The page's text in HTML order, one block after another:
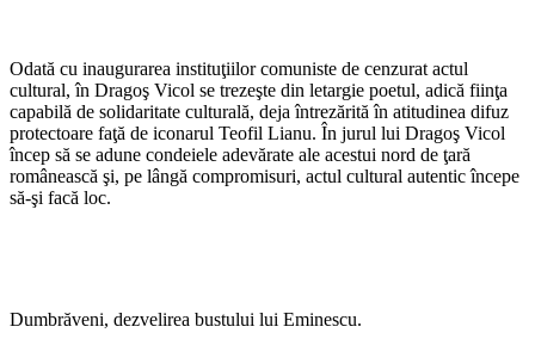
Odată cu inaugurarea instituţiilor comuniste de cenzurat actul
cultural, în Dragoş Vicol se trezeşte din letargie poetul, adică fiinţa
capabilă de solidaritate culturală, deja întrezărită în atitudinea difuz
protectoare faţă de iconarul Teofil Lianu. În jurul lui Dragoş Vicol
încep să se adune condeiele adevărate ale acestui nord de ţară
românească şi, pe lângă compromisuri, actul cultural autentic începe
să-şi facă loc.
Dumbrăveni, dezvelirea bustului lui Eminescu.